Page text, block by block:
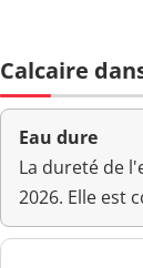
Bact. aér.
Bact. aér.
Magnésium
Ammonium (en
Calcaire
Eau dure
La dureté de
2026. Elle est